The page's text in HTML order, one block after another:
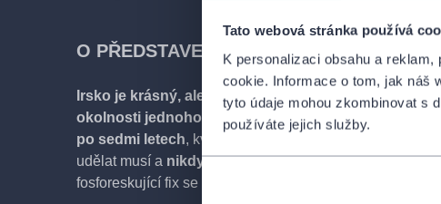
Tato webová stránka používá
K personalizaci obsahu a
cookie. Informace o tom, jak náš
tyto údaje mohou zkombinovat s
používáte jejich služby.
O PŘEDSTAVENÍ
Irsko je krásný, ale žít tam je těžký. Déšť, lebky,
okolnosti jednoho dávného úmrtí . A k tomu navíc ten
po sedmi letech, kvůli získání místa pro nové nebožtíky.
udělat musí a nikdy neví, co objeví nebo naopak
fosforeskující fix se k doznání nehodí? To teda rozhodně